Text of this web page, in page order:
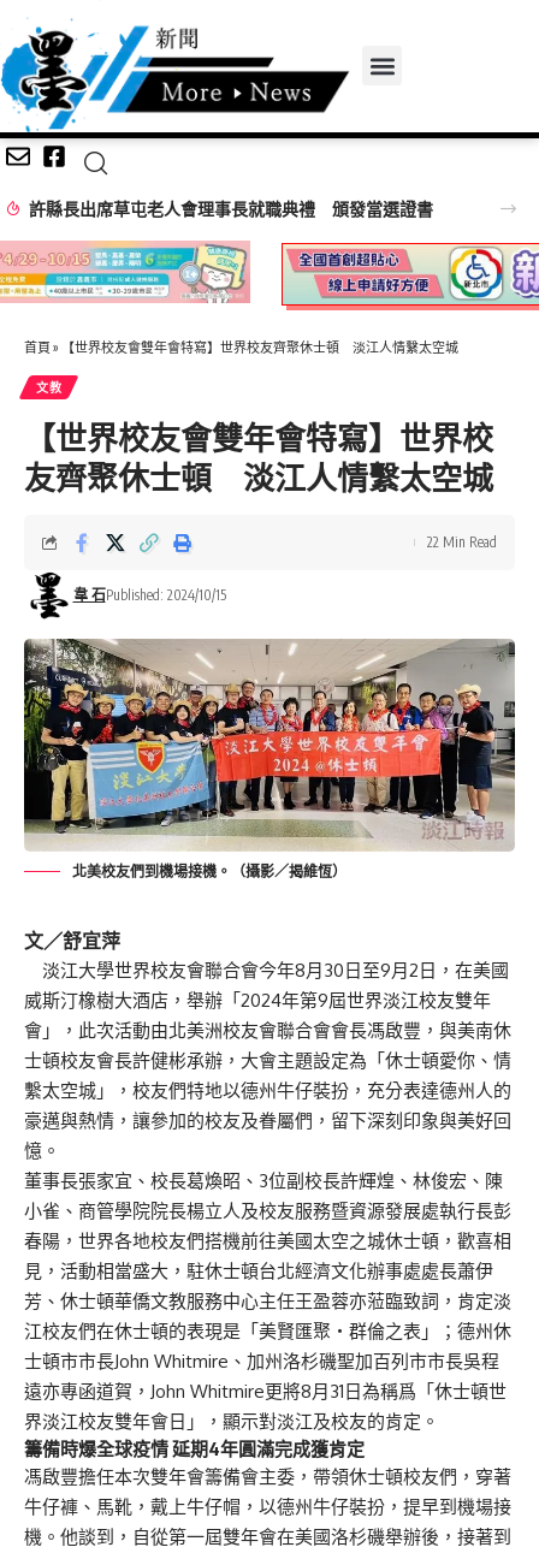
許縣長出席草屯老人會理事長就職典禮 頒發當選證書
首頁 » 【世界校友會雙年會特寫】世界校友齊聚休士頓 淡江人情繫太空城
文教
【世界校友會雙年會特寫】世界校
友齊聚休士頓 淡江人情繫太空城
韋 石Published: 2024/10/15
22 Min Read
北美校友們到機場接機。（攝影／揭維恆）
文／舒宜萍
淡江大學世界校友會聯合會今年8月30日至9月2日，在美國
威斯汀橡樹大酒店，舉辦「2024年第9屆世界淡江校友雙年
會」，此次活動由北美洲校友會聯合會會長馮啟豐，與美南休
士頓校友會長許健彬承辦，大會主題設定為「休士頓愛你、情
繫太空城」，校友們特地以德州牛仔裝扮，充分表達德州人的
豪邁與熱情，讓參加的校友及眷屬們，留下深刻印象與美好回
憶。
董事長張家宜、校長葛煥昭、3位副校長許輝煌、林俊宏、陳
小雀、商管學院院長楊立人及校友服務暨資源發展處執行長彭
春陽，世界各地校友們搭機前往美國太空之城休士頓，歡喜相
見，活動相當盛大，駐休士頓台北經濟文化辦事處處長蕭伊
芳、休士頓華僑文教服務中心主任王盈蓉亦蒞臨致詞，肯定淡
江校友們在休士頓的表現是「美賢匯聚‧群倫之表」；德州休
士頓市市長John Whitmire、加州洛杉磯聖加百列市市長吳程
遠亦專函道賀，John Whitmire更將8月31日為稱爲「休士頓世
界淡江校友雙年會日」，顯示對淡江及校友的肯定。
籌備時爆全球疫情 延期4年圓滿完成獲肯定
馮啟豐擔任本次雙年會籌備會主委，帶領休士頓校友們，穿著
牛仔褲、馬靴，戴上牛仔帽，以德州牛仔裝扮，提早到機場接
機。他談到，自從第一屆雙年會在美國洛杉磯舉辦後，接著到